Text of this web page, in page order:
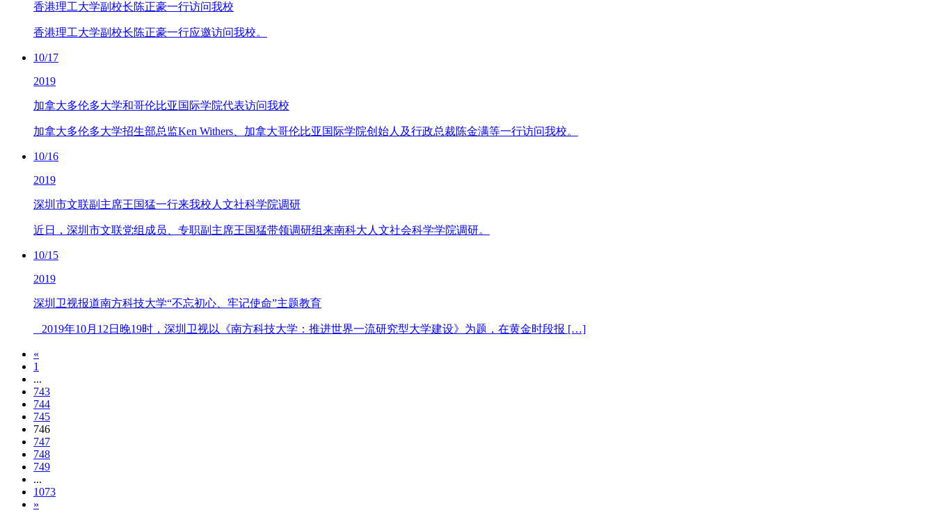
香港理工大学副校长陈正豪一行访问我校
香港理工大学副校长陈正豪一行应邀访问我校。
10/17
2019
加拿大多伦多大学和哥伦比亚国际学院代表访问我校
加拿大多伦多大学招生部总监Ken Withers、加拿大哥伦比亚国际学院创始人及行政总裁陈金满等一行访问我校。
10/16
2019
深圳市文联副主席王国猛一行来我校人文社科学院调研
近日，深圳市文联党组成员、专职副主席王国猛带领调研组来南科大人文社会科学学院调研。
10/15
2019
深圳卫视报道南方科技大学“不忘初心、牢记使命”主题教育
2019年10月12日晚19时，深圳卫视以《南方科技大学：推进世界一流研究型大学建设》为题，在黄金时段报 […]
«
1
...
743
744
745
746
747
748
749
...
1073
»